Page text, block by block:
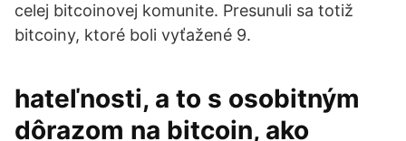
celej bitcoinovej komunite. Presunuli sa totiž
bitcoiny, ktoré boli vyťažené 9.
hateľnosti, a to s osobitným
dôrazom na bitcoin, ako